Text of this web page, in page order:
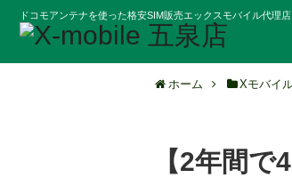
ドコモアンテナを使った格安SIM販売エックスモバイル代理店
ホーム Xモバイ
【2年間で